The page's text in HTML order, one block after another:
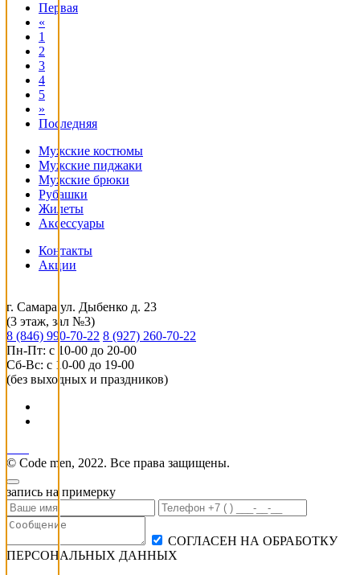
Первая
«
1
2
3
4
5
»
Последняя
Мужские костюмы
Мужские пиджаки
Мужские брюки
Рубашки
Жилеты
Аксессуары
Контакты
Акции
г. Самара ул. Дыбенко д. 23
(3 этаж, зал №3)
8 (846) 990-70-22 8 (927) 260-70-22
Пн-Пт: с 10-00 до 20-00
Сб-Вс: с 10-00 до 19-00
(без выходных и праздников)
© Code men, 2022. Все права защищены.
запись на примерку
СОГЛАСЕН НА ОБРАБОТКУ
ПЕРСОНАЛЬНЫХ ДАННЫХ